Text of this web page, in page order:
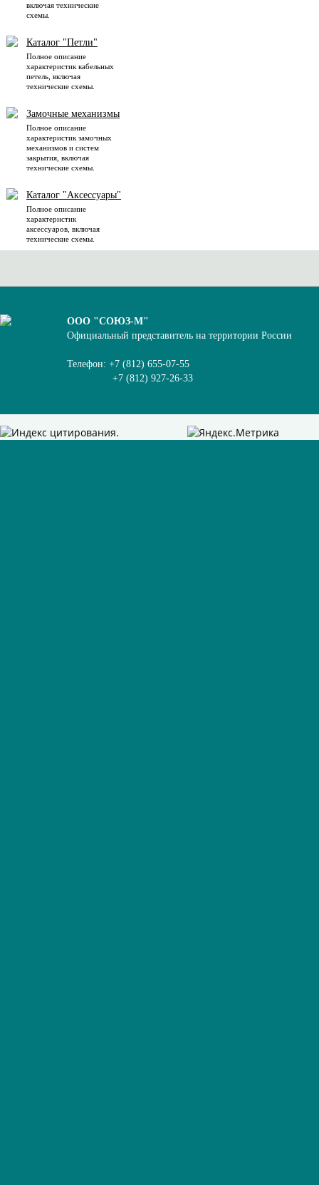
включая технические
схемы.
Каталог "Петли"
Полное описание
характеристик кабельных
петель, включая
технические схемы.
Замочные механизмы
Полное описание
характеристик замочных
механизмов и систем
закрытия, включая
технические схемы.
Каталог "Аксессуары"
Полное описание
характеристик
аксессуаров, включая
технические схемы.
ООО "СОЮЗ-М"
Официальный представитель на территории России
Телефон: +7 (812) 655-07-55
+7 (812) 927-26-33
.